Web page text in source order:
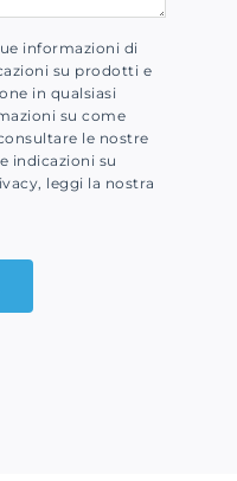
informazioni di
su prodotti e
in qualsiasi
su come
le nostre
indicazioni su
leggi la nostra